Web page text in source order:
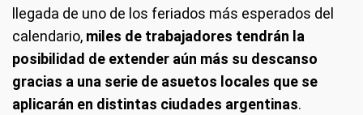
llegada de uno de los feriados más esperados del
calendario, miles de trabajadores tendrán la
posibilidad de extender aún más su descanso
gracias a una serie de asuetos locales que se
aplicarán en distintas ciudades argentinas.